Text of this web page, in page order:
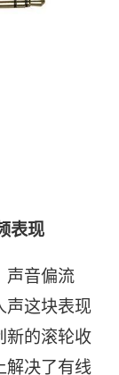
表现
声音偏流
声这块表现
新的滚轮收
解决了有线